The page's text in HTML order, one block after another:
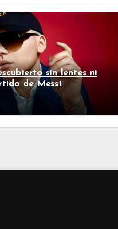
sin lentes ni
de Messi